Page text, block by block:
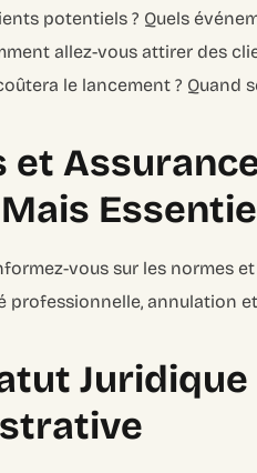
potentiels ? Quels
allez-vous attirer des
le lancement ? Quand
vous sur les normes
professionnelle, annulation
Juridique